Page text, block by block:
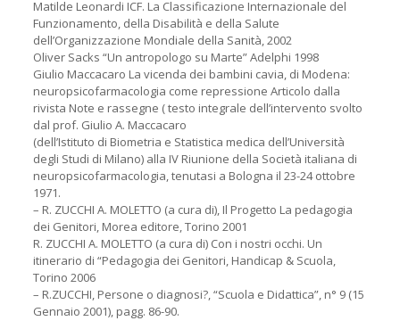
Matilde Leonardi ICF. La Classificazione Internazionale del
Funzionamento, della Disabilità e della Salute
dell’Organizzazione Mondiale della Sanità, 2002
Oliver Sacks “Un antropologo su Marte” Adelphi 1998
Giulio Maccacaro La vicenda dei bambini cavia, di Modena:
neuropsicofarmacologia come repressione Articolo dalla
rivista Note e rassegne ( testo integrale dell’intervento svolto
dal prof. Giulio A. Maccacaro
(dell’Istituto di Biometria e Statistica medica dell’Università
degli Studi di Milano) alla IV Riunione della Società italiana di
neuropsicofarmacologia, tenutasi a Bologna il 23-24 ottobre
1971.
– R. ZUCCHI A. MOLETTO (a cura di), Il Progetto La pedagogia
dei Genitori, Morea editore, Torino 2001
R. ZUCCHI A. MOLETTO (a cura di) Con i nostri occhi. Un
itinerario di “Pedagogia dei Genitori, Handicap & Scuola,
Torino 2006
– R.ZUCCHI, Persone o diagnosi?, “Scuola e Didattica”, n° 9 (15
Gennaio 2001), pagg. 86-90.